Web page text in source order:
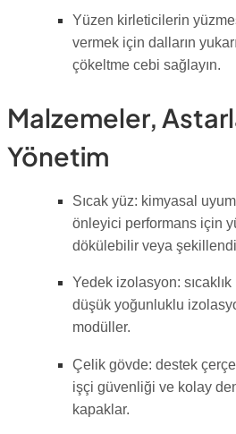
Yüzen kirleticilerin
vermek için dalların
çökeltme cebi sağlayın.
Malzemeler,
Yönetim
Sıcak yüz: kimyasal
önleyici performans için
dökülebilir veya
Yedek izolasyon:
düşük yoğunluklu
modüller.
Çelik gövde: destek
işçi güvenliği ve kolay
kapaklar.